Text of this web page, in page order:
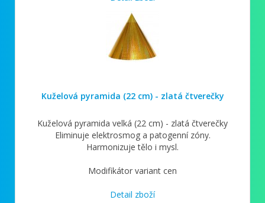
Kuželová pyramida (22 cm) - zlatá čtverečky
Kuželová pyramida velká (22 cm) - zlatá čtverečky
Eliminuje elektrosmog a patogenní zóny.
Harmonizuje tělo i mysl.
Modifikátor variant cen
Detail zboží